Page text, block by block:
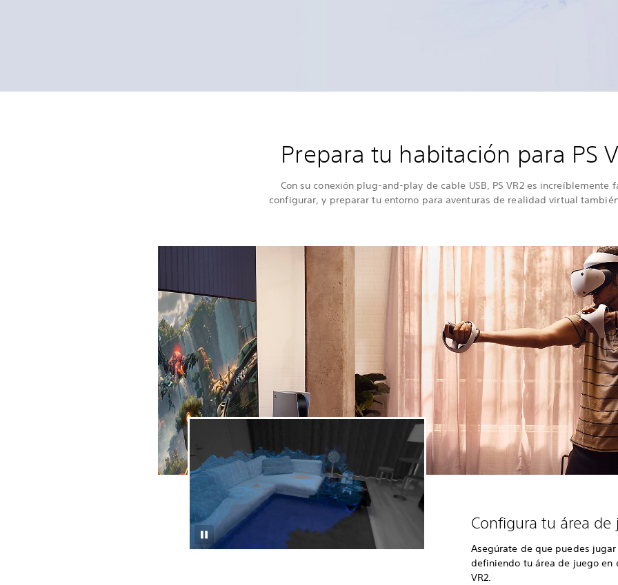
Prepara tu habitación para PS
Con su conexión plug-and-play de cable USB, PS VR2 es increíblemente
configurar, y preparar tu entorno para aventuras de realidad virtual
Configura tu área de
Asegúrate de que puedes
definiendo tu área de juego en
VR2.